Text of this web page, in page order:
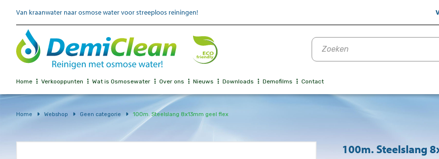
Van kraanwater naar osmose water voor streeploos reiningen!
Producten
zoeken
Home Verkooppunten Wat is Osmosewater Over ons Nieuws Downloads Demofilms Contact
Home Webshop Geen categorie 100m. Steelslang 8x13mm geel flex
100m. Steelslang